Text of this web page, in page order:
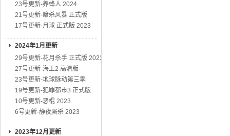
23号更新-养蜂人 2024
21号更新-暗杀风暴 正式版
17号更新-月球 正式版 2023
2024年1月更新
29号更新-花月杀手 正式版 2023
27号更新-海王2 高清版
23号更新-地球脉动第三季
19号更新-犯罪都市3 正式版
10号更新-恶棍 2023
6号更新-静夜厮杀 2023
2023年12月更新